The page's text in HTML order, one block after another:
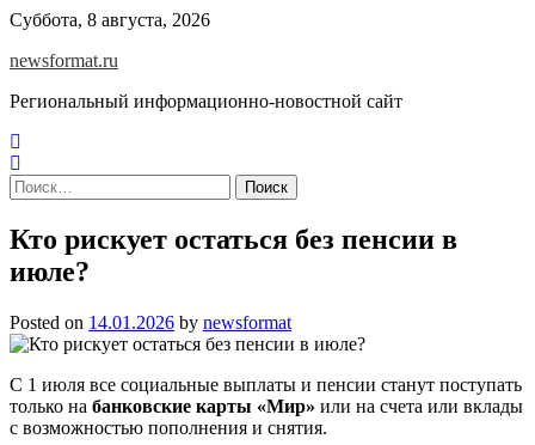
Skip
content
Суббота, 8 августа, 2026
newsformat.ru
Региональный информационно-новостной сайт
Найти:
Кто рискует остаться без пенсии в
июле?
Posted on 14.01.2026 by newsformat
С 1 июля все социальные выплаты и пенсии станут поступать
только на банковские карты «Мир» или на счета или вклады
с возможностью пополнения и снятия.